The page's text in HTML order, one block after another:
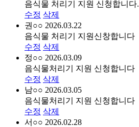
음식물 처리기 지원 신청합니다.
수정 삭제
권○○ 2026.03.22
음식물 처리기 지원신창합니다
수정 삭제
정○○ 2026.03.09
음식물처리기 지원 신청합니다
수정 삭제
남○○ 2026.03.05
음식물처리기 지원 신청합니다
수정 삭제
서○○ 2026.02.28